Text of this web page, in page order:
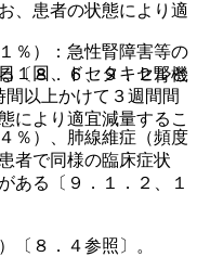
％）：急性腎障害等の
〔８．６、９．２腎機
％）、肺線維症（頻度
者で同様の臨床症状
ある〔９．１．２、１
〔８．４参照〕。
、患者の状態により適
１回、ドセタキセルと
以上かけて３週間間
により適宜減量するこ